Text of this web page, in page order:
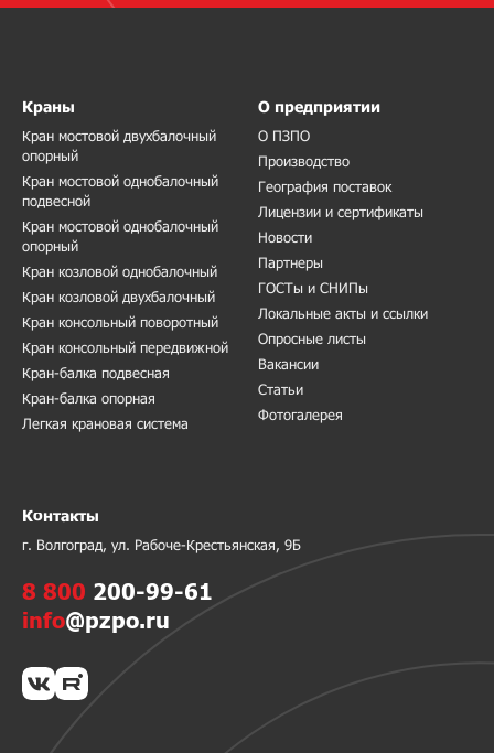
Краны
Кран мостовой двухбалочный
опорный
Кран мостовой однобалочный
подвесной
Кран мостовой однобалочный
опорный
Кран козловой однобалочный
Кран козловой двухбалочный
Кран консольный поворотный
Кран консольный передвижной
Кран-балка подвесная
Кран-балка опорная
Легкая крановая система
О предприятии
О ПЗПО
Производство
География поставок
Лицензии и сертификаты
Новости
Партнеры
ГОСТы и СНИПы
Локальные акты и ссылки
Опросные листы
Вакансии
Статьи
Фотогалерея
Контакты
г. Волгоград, ул. Рабоче-Крестьянская, 9Б
8 800 200-99-61
info@pzpo.ru